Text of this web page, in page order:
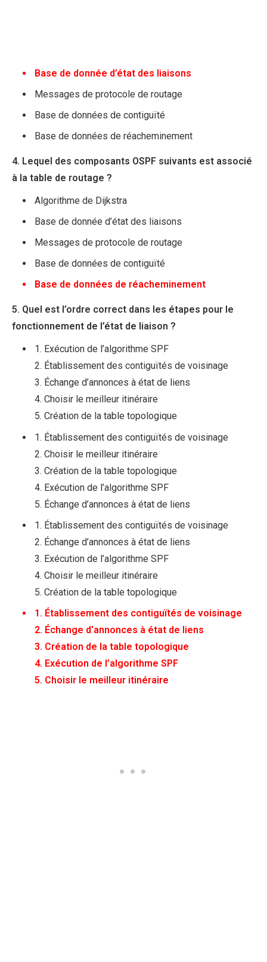
Base de donnée d’état des liaisons
Messages de protocole de routage
Base de données de contiguïté
Base de données de réacheminement
4. Lequel des composants OSPF suivants est associé
à la table de routage ?
Algorithme de Dijkstra
Base de donnée d’état des liaisons
Messages de protocole de routage
Base de données de contiguïté
Base de données de réacheminement
5. Quel est l’ordre correct dans les étapes pour le
fonctionnement de l’état de liaison ?
1. Exécution de l’algorithme SPF
2. Établissement des contiguïtés de voisinage
3. Échange d’annonces à état de liens
4. Choisir le meilleur itinéraire
5. Création de la table topologique
1. Établissement des contiguïtés de voisinage
2. Choisir le meilleur itinéraire
3. Création de la table topologique
4. Exécution de l’algorithme SPF
5. Échange d’annonces à état de liens
1. Établissement des contiguïtés de voisinage
2. Échange d’annonces à état de liens
3. Exécution de l’algorithme SPF
4. Choisir le meilleur itinéraire
5. Création de la table topologique
1. Établissement des contiguïtés de voisinage
2. Échange d’annonces à état de liens
3. Création de la table topologique
4. Exécution de l’algorithme SPF
5. Choisir le meilleur itinéraire